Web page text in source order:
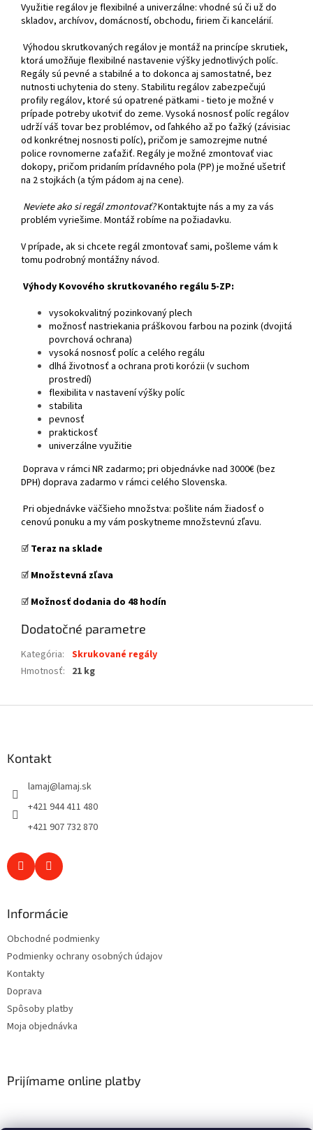
Využitie regálov je flexibilné a univerzálne: vhodné sú či už do
skladov, archívov, domácností, obchodu, firiem či kancelárií.
Výhodou skrutkovaných regálov je montáž na princípe skrutiek,
ktorá umožňuje flexibilné nastavenie výšky jednotlivých políc.
Regály sú pevné a stabilné a to dokonca aj samostatné, bez
nutnosti uchytenia do steny. Stabilitu regálov zabezpečujú
profily regálov, ktoré sú opatrené pätkami - tieto je možné v
prípade potreby ukotviť do zeme. Vysoká nosnosť políc regálov
udrží váš tovar bez problémov, od ľahkého až po ťažký (závisiac
od konkrétnej nosnosti políc), pričom je samozrejme nutné
police rovnomerne zaťažiť. Regály je možné zmontovať viac
dokopy, pričom pridaním prídavného pola (PP) je možné ušetriť
na 2 stojkách (a tým pádom aj na cene).
Neviete ako si regál zmontovať?Kontaktujte nás a my za vás
problém vyriešime. Montáž robíme na požiadavku.
V prípade, ak si chcete regál zmontovať sami, pošleme vám k
tomu podrobný montážny návod.
Výhody Kovového skrutkovaného regálu 5-ZP:
vysokokvalitný pozinkovaný plech
možnosť nastriekania práškovou farbou na pozink (dvojitá
povrchová ochrana)
vysoká nosnosť políc a celého regálu
dlhá životnosť a ochrana proti korózii (v suchom
prostredí)
flexibilita v nastavení výšky políc
stabilita
pevnosť
praktickosť
univerzálne využitie
Doprava v rámci NR zadarmo; pri objednávke nad 3000€ (bez
DPH) doprava zadarmo v rámci celého Slovenska.
Pri objednávke väčšieho množstva: pošlite nám žiadosť o
cenovú ponuku a my vám poskytneme množstevnú zľavu.
☑️ Teraz na sklade
☑️ Množstevná zľava
☑️ Možnosť dodania do 48 hodín
Dodatočné parametre
Kategória: Skrukované regály
Hmotnosť: 21 kg
Kontakt
lamaj@lamaj.sk
+421 944 411 480
+421 907 732 870
Informácie
Obchodné podmienky
Podmienky ochrany osobných údajov
Kontakty
Doprava
Spôsoby platby
Moja objednávka
Prijímame online platby